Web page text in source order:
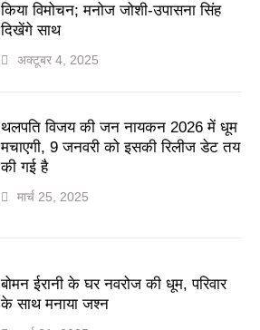
किया विमोचन; मनोज जोशी-उपासना सिंह
दिखेंगे साथ
अक्टूबर 4, 2025
थलपति विजय की जन नायकन 2026 में धूम
मचाएगी, 9 जनवरी को इसकी रिलीज डेट तय
की गई है
मार्च 25, 2025
बोमन ईरानी के घर नवरोज की धूम, परिवार
के साथ मनाया जश्न